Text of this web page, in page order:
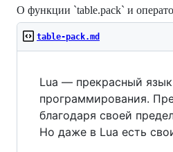
О функции `table.pack` и
table-pack.md
Lua — прекрасный язык
программирования.
благодаря своей
Но даже в Lua есть